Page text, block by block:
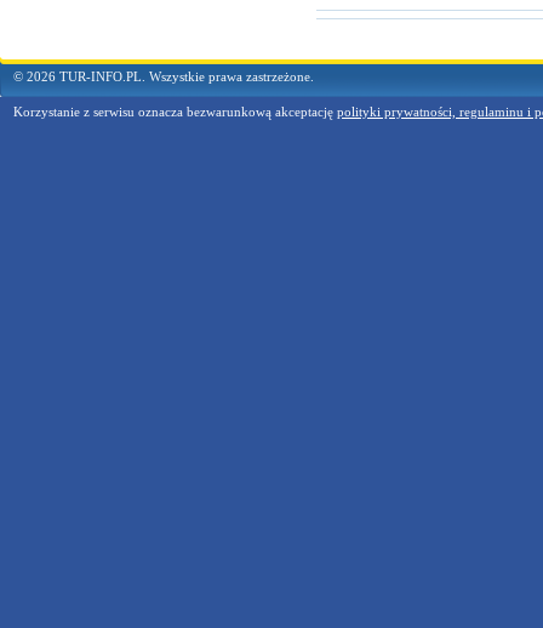
© 2026 TUR-INFO.PL. Wszystkie prawa zastrzeżone.
Korzystanie z serwisu oznacza bezwarunkową akceptację polityki prywatności, regulaminu i